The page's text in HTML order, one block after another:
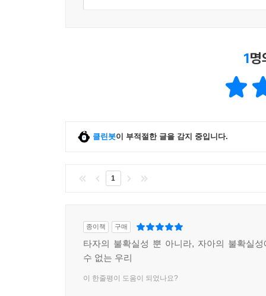
1명
클린봇이 부적절한 글을 감지 중입니다.
1
종이책 구매
타자의 불확실성 뿐 아니라, 자아의 불확실
수 없는 우리
이 한줄평이 도움이 되었나요?